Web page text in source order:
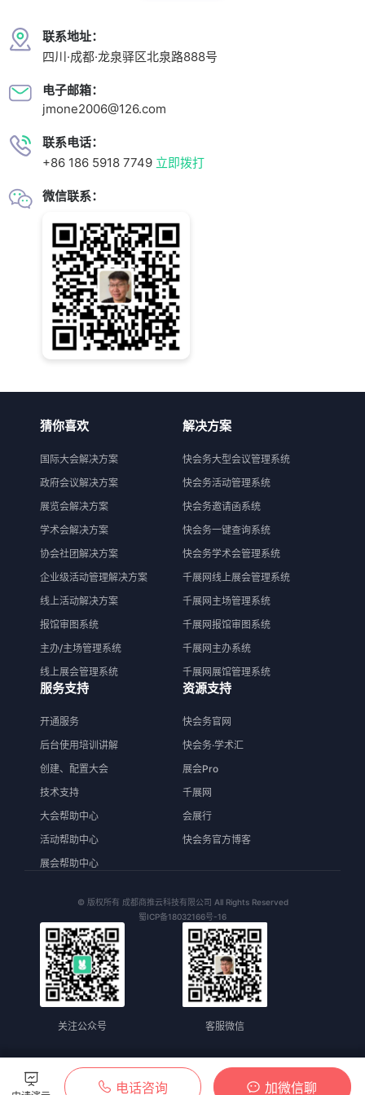
联系地址：
四川·成都·龙泉驿区北泉路888号
电子邮箱：
jmone2006@126.com
联系电话：
+86 186 5918 7749 立即拨打
微信联系：
猜你喜欢
国际大会解决方案
政府会议解决方案
展览会解决方案
学术会解决方案
协会社团解决方案
企业级活动管理解决方案
线上活动解决方案
报馆审图系统
主办/主场管理系统
线上展会管理系统
解决方案
快会务大型会议管理系统
快会务活动管理系统
快会务邀请函系统
快会务一键查询系统
快会务学术会管理系统
千展网线上展会管理系统
千展网主场管理系统
千展网报馆审图系统
千展网主办系统
千展网展馆管理系统
服务支持
开通服务
后台使用培训讲解
创建、配置大会
技术支持
大会帮助中心
活动帮助中心
展会帮助中心
资源支持
快会务官网
快会务·学术汇
展会Pro
千展网
会展行
快会务官方博客
© 版权所有 成都商推云科技有限公司 All Rights Reserved
蜀ICP备18032166号-16
关注公众号 客服微信
电话咨询 加微信聊